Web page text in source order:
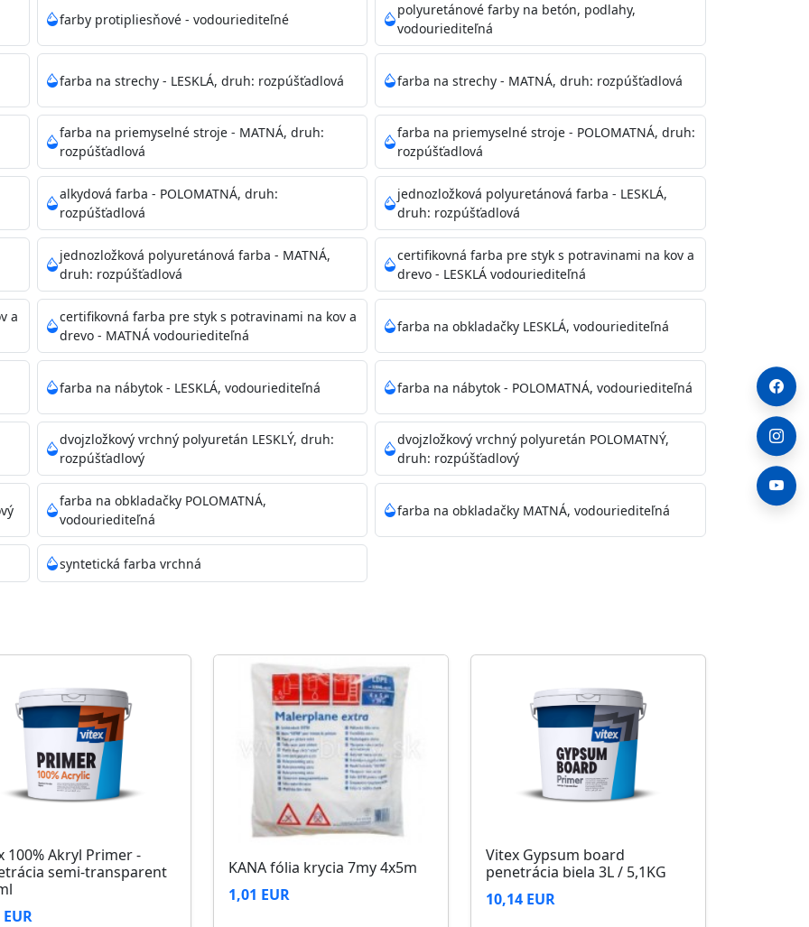
spôsobu aplikácie. Dobre premiešajte a občas opakujte aj počas náteru. Naneste jednu
farba zasychá na dotyk po 30-60min./23°C po dokonalom preschnutí minimálne 3-
Doba schnutia je závislá na poveternostných podmienkach s vyššou vlhkosťou a nižšou
alebo pri relatívnej vlhkosti nad 80%.
na bezpečnú likvidáciu.
prachu, mastnoty, solí a materiálov so zlou priľnavosťou. Otvory alebo trhliny vyplňte
light putty a prebrúste. Nové alebo porézne povrchy natreté menej kvalitnými farbami
5°C až 25°C
farby protipliesňové - vodouriediteľné
polyuretánové farby na betón, podlahy,
vodouriediteľná
farba na strechy - LESKLÁ, druh: rozpúšťadlová farba na strechy - MATNÁ, druh: rozpúšťadlová
farba na priemyselné stroje - MATNÁ, druh:
rozpúšťadlová
farba na priemyselné stroje - POLOMATNÁ, druh:
rozpúšťadlová
alkydová farba - POLOMATNÁ, druh:
rozpúšťadlová
jednozložková polyuretánová farba - LESKLÁ,
druh: rozpúšťadlová
jednozložková polyuretánová farba - MATNÁ,
druh: rozpúšťadlová
certifikovná farba pre styk s potravinami na kov a
drevo - LESKLÁ vodouriediteľná
a
certifikovná farba pre styk s potravinami na kov a
drevo - MATNÁ vodouriediteľná
farba na obkladačky LESKLÁ, vodouriediteľná
farba na nábytok - LESKLÁ, vodouriediteľná farba na nábytok - POLOMATNÁ, vodouriediteľná
dvojzložkový vrchný polyuretán LESKLÝ, druh:
rozpúšťadlový
dvojzložkový vrchný polyuretán POLOMATNÝ,
druh: rozpúšťadlový
farba na obkladačky POLOMATNÁ,
vodouriediteľná
farba na obkladačky MATNÁ, vodouriediteľná
syntetická farba vrchná
100% Akryl Primer -
semi-transparent
KANA fólia krycia 7my 4x5m
1,01 EUR
Vitex Gypsum board
penetrácia biela 3L / 5,1KG
10,14 EUR